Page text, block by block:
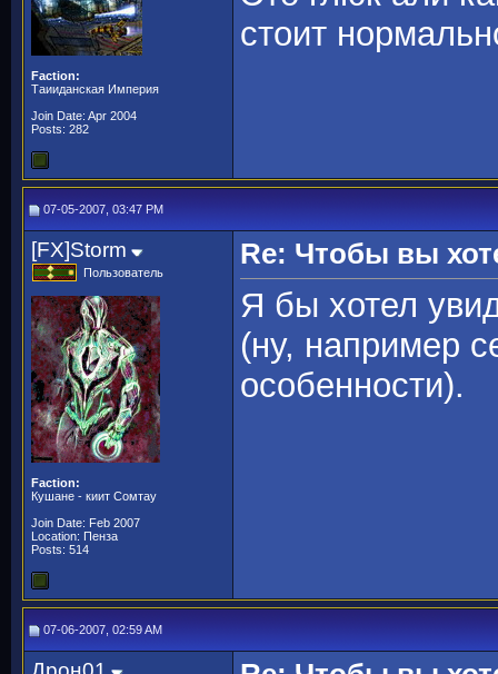
Faction:
Таииданская Империя
Join Date: Apr 2004
Posts: 282
стоит
07-05-2007, 03:47 PM
[FX]Storm
Пользователь
Faction:
Кушане - киит Сомтау
Join Date: Feb 2007
Location: Пенза
Posts: 514
Re: Чтобы вы
Я бы хотел
(ну, например
особенности).
07-06-2007, 02:59 AM